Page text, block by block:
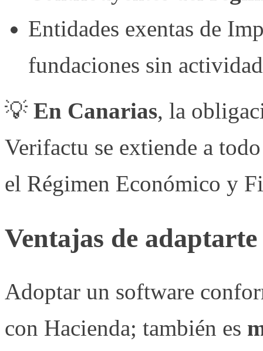
Entidades exentas de
fundaciones sin
💡 En Canarias, la
Verifactu se extiende a
el Régimen Económico y
Ventajas de
Adoptar un software
con Hacienda; también es